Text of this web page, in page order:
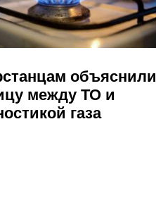
объяснили
между ТО и
газа